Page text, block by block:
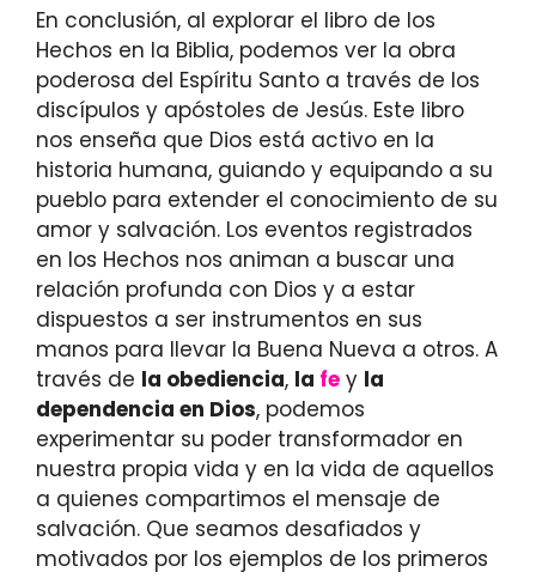
En conclusión, al explorar el libro de los
Hechos en la Biblia, podemos ver la obra
poderosa del Espíritu Santo a través de los
discípulos y apóstoles de Jesús. Este libro
nos enseña que Dios está activo en la
historia humana, guiando y equipando a su
pueblo para extender el conocimiento de su
amor y salvación. Los eventos registrados
en los Hechos nos animan a buscar una
relación profunda con Dios y a estar
dispuestos a ser instrumentos en sus
manos para llevar la Buena Nueva a otros. A
través de la obediencia, la fe y la
dependencia en Dios, podemos
experimentar su poder transformador en
nuestra propia vida y en la vida de aquellos
a quienes compartimos el mensaje de
salvación. Que seamos desafiados y
motivados por los ejemplos de los primeros